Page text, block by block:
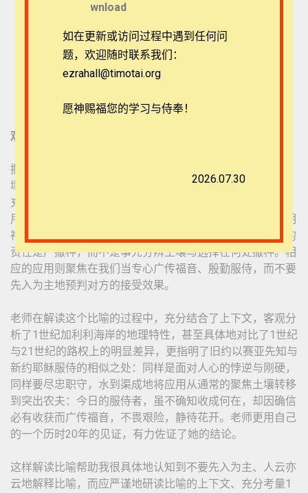
观课随笔
撒种的比喻，可谓耳熟能详，通常都是分析四种不同的土
壤，并号召力争做“好土”。这固然有其价值，但哈里斯老师
充分发挥了解读比喻的综合“功力”，给出了全新的解经与应
用，有力示范了比喻的解读关键：如何用地上的现实来阐明
神国的真理，论据充足地定位了这个比喻的关键点：农夫的
责任是广撒种，而不是事先分辨土壤与选择在何处撒种。相
应的应用则聚焦在我们当专心广传福音、殷勤服侍，而不要
先入为主地预判对方的接受效果。
老师在解读这个比喻的过程中，充分结合了上下文，客观分
析了1世纪加利利海岸的地理特性，甚至具体地对比了1世纪
与21世纪的路权上的明显差异，更指明了旧约以赛亚先知与
新约耶稣服侍的相似之处：同样是面对人心的悖逆与刚硬，
同样要尽忠职守，水到渠成地将应用从通常的聚焦土壤转移
到突出农夫：今日的服侍者，虽不确知收成何在，却因确信
必有收获而广传福音，不畏艰险，静待花开。老师更用自己
的一个历时20年的见证，有力佐证了她的结论。
这样解读比喻帮助我很具体地认知到不要先入为主、人云亦
云地解释比喻，而应严谨地研读比喻的上下文、充分考量1
wnload
如在更新或访问过程中遇到任何问
题，欢迎随时联系我们：
ezrahall@timotai.org
愿神赐福您的学习与侍奉！
2026.07.30